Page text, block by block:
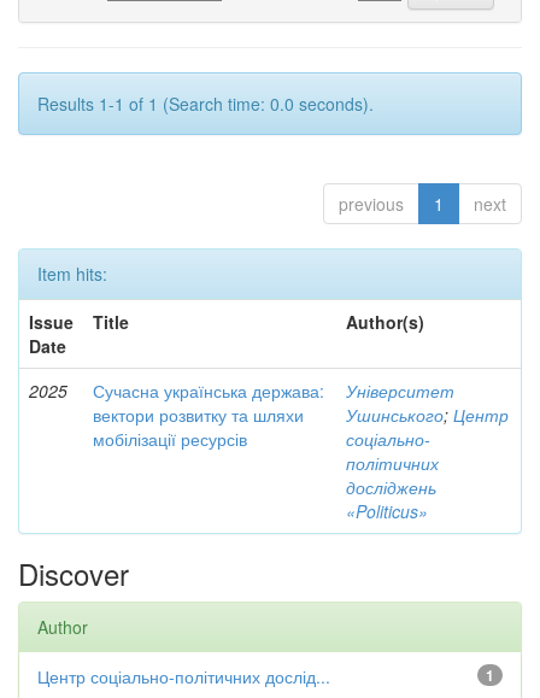
Results 1-1 of 1 (Search time: 0.0 seconds).
previous 1 next
Item hits:
Issue
Date
Title Author(s)
2025
Сучасна українська держава:
вектори розвитку та шляхи
мобілізації ресурсів
Університет
Ушинського; Центр
соціально-
політичних
досліджень
«Politicus»
Discover
Author
1
Центр соціально-політичних дослід...